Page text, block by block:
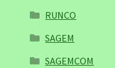
RUNCO
SAGEM
SAGEMCOM